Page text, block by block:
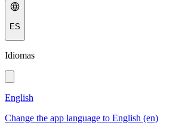
ES
Idiomas
English
Change the app language to English (en)